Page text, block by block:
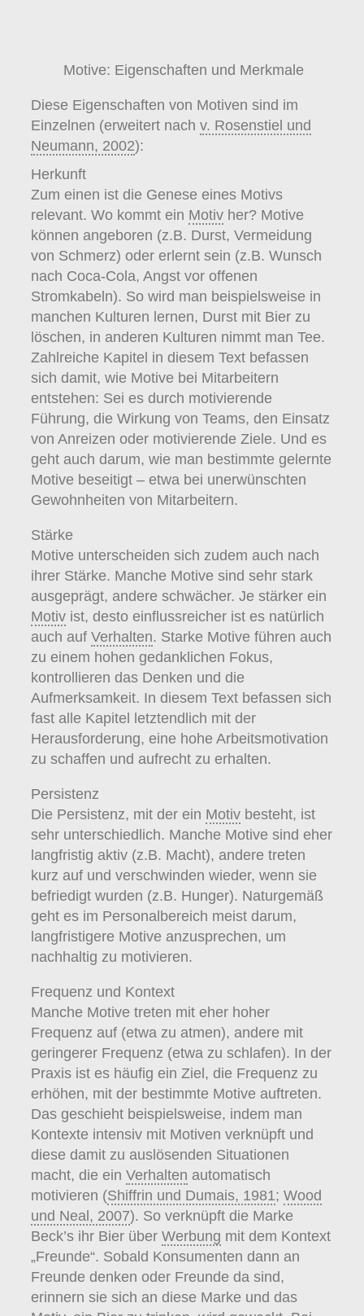
Motive: Eigenschaften und Merkmale
Diese Eigenschaften von Motiven sind im
Einzelnen (erweitert nach v. Rosenstiel und
Neumann, 2002):
Herkunft
Zum einen ist die Genese eines Motivs
relevant. Wo kommt ein Motiv her? Motive
können angeboren (z.B. Durst, Vermeidung
von Schmerz) oder erlernt sein (z.B. Wunsch
nach Coca-Cola, Angst vor offenen
Stromkabeln). So wird man beispielsweise in
manchen Kulturen lernen, Durst mit Bier zu
löschen, in anderen Kulturen nimmt man Tee.
Zahlreiche Kapitel in diesem Text befassen
sich damit, wie Motive bei Mitarbeitern
entstehen: Sei es durch motivierende
Führung, die Wirkung von Teams, den Einsatz
von Anreizen oder motivierende Ziele. Und es
geht auch darum, wie man bestimmte gelernte
Motive beseitigt – etwa bei unerwünschten
Gewohnheiten von Mitarbeitern.
Stärke
Motive unterscheiden sich zudem auch nach
ihrer Stärke. Manche Motive sind sehr stark
ausgeprägt, andere schwächer. Je stärker ein
Motiv ist, desto einflussreicher ist es natürlich
auch auf Verhalten. Starke Motive führen auch
zu einem hohen gedanklichen Fokus,
kontrollieren das Denken und die
Aufmerksamkeit. In diesem Text befassen sich
fast alle Kapitel letztendlich mit der
Herausforderung, eine hohe Arbeitsmotivation
zu schaffen und aufrecht zu erhalten.
Persistenz
Die Persistenz, mit der ein Motiv besteht, ist
sehr unterschiedlich. Manche Motive sind eher
langfristig aktiv (z.B. Macht), andere treten
kurz auf und verschwinden wieder, wenn sie
befriedigt wurden (z.B. Hunger). Naturgemäß
geht es im Personalbereich meist darum,
langfristigere Motive anzusprechen, um
nachhaltig zu motivieren.
Frequenz und Kontext
Manche Motive treten mit eher hoher
Frequenz auf (etwa zu atmen), andere mit
geringerer Frequenz (etwa zu schlafen). In der
Praxis ist es häufig ein Ziel, die Frequenz zu
erhöhen, mit der bestimmte Motive auftreten.
Das geschieht beispielsweise, indem man
Kontexte intensiv mit Motiven verknüpft und
diese damit zu auslösenden Situationen
macht, die ein Verhalten automatisch
motivieren (Shiffrin und Dumais, 1981; Wood
und Neal, 2007). So verknüpft die Marke
Beck’s ihr Bier über Werbung mit dem Kontext
„Freunde“. Sobald Konsumenten dann an
Freunde denken oder Freunde da sind,
erinnern sie sich an diese Marke und das